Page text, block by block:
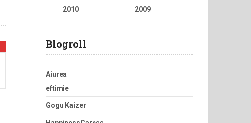
2010 2009
Blogroll
Aiurea
eftimie
Gogu Kaizer